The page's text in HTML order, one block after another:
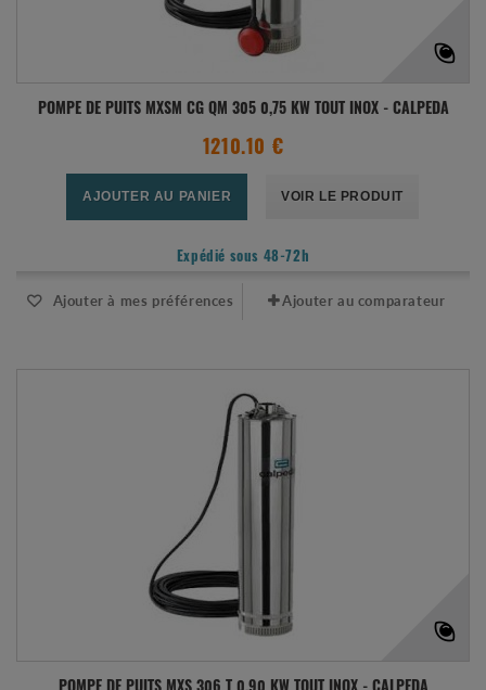
POMPE DE PUITS MXSM CG QM 305 0,75 KW TOUT INOX - CALPEDA
1210.10 €
AJOUTER AU PANIER VOIR LE PRODUIT
Expédié sous 48-72h
Ajouter à mes préférences Ajouter au comparateur